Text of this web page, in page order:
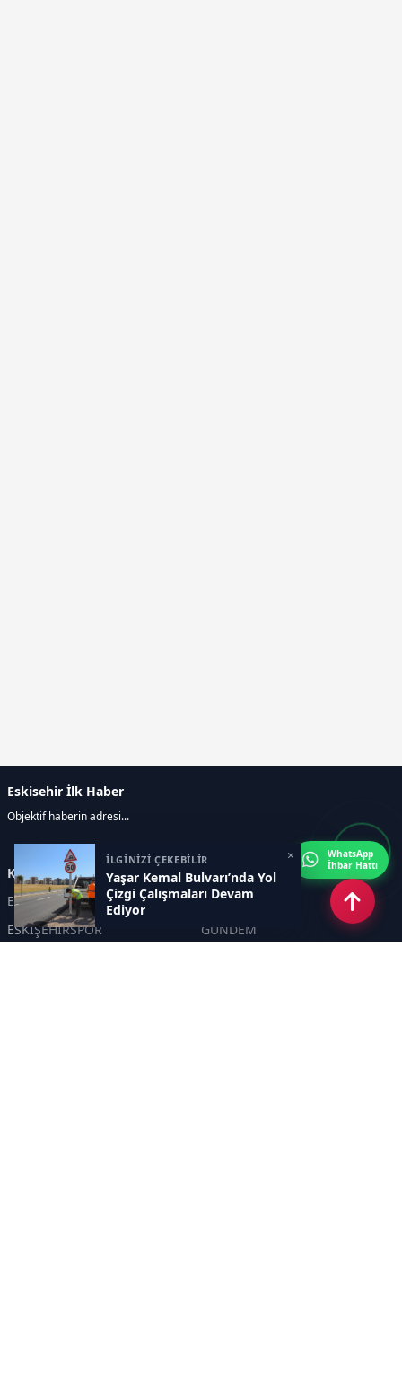
İLGİNİZİ ÇEKEBİLİR
Yaşar Kemal Bulvarı’nda Yol
Çizgi Çalışmaları Devam
Ediyor
×
Eskisehir İlk Haber
Objektif haberin adresi...
Kategoriler
ESKİŞEHİR
GENEL
ESKİŞEHİRSPOR
GÜNDEM
WhatsApp
İhbar Hattı